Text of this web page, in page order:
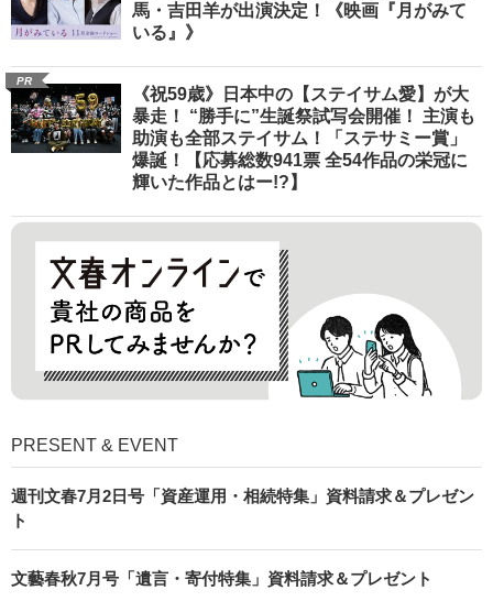
馬・吉田羊が出演決定！《映画『月がみて
いる』》
PR
《祝59歳》日本中の【ステイサム愛】が大
暴走！ “勝手に”生誕祭試写会開催！ 主演も
助演も全部ステイサム！「ステサミー賞」
爆誕！【応募総数941票 全54作品の栄冠に
輝いた作品とはー!?】
PRESENT & EVENT
週刊文春7月2日号「資産運用・相続特集」資料請求＆プレゼン
ト
文藝春秋7月号「遺言・寄付特集」資料請求＆プレゼント